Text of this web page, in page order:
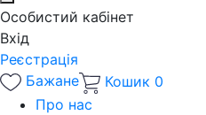
Особистий кабінет
Вхід
Реєстрація
Бажане
Кошик 0
Про нас